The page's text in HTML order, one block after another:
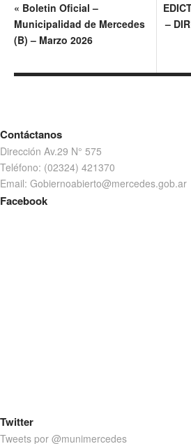
« Boletin Oficial –
Municipalidad de Mercedes
(B) – Marzo 2026
–
Contáctanos
Dirección Av.29 N° 575
Teléfono: (02324) 421370
Email: Gobiernoabierto@mercedes.gob.ar
Facebook
Twitter
Tweets por @munimercedes